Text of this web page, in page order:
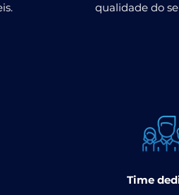
qualidade do
Time